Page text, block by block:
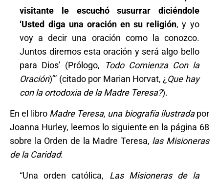
visitante le escuchó susurrar diciéndole
‘Usted diga una oración en su religión, y yo
voy a decir una oración como la conozco.
Juntos diremos esta oración y será algo bello
para Dios’ (Prólogo,
Todo Comienza Con la
Oración)’” (citado por Marian Horvat, ¿ Que hay
con la ortodoxia de la Madre Teresa?).
En el libro Madre Teresa, una biografía ilustradapor
Joanna Hurley, leemos lo siguiente en la página 68
sobre la Orden de la Madre Teresa, las Misioneras
de la Caridad:
“Una orden católica, Las Misioneras de la